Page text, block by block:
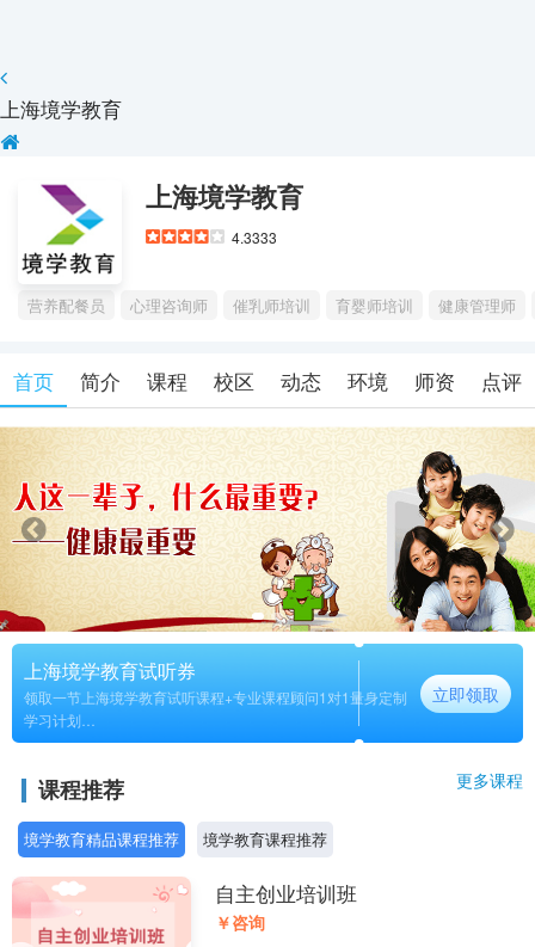
上海境学教育
上海境学教育
4.3333
营养配餐员 心理咨询师 催乳师培训 育婴师培训 健康管理师
首页 简介 课程 校区 动态 环境 师资 点评
上海境学教育试听券
领取一节上海境学教育试听课程+专业课程顾问1对1量身定制
学习计划
长期
立即领取
课程推荐 更多课程
境学教育精品课程推荐 境学教育课程推荐
自主创业培训班
￥咨询